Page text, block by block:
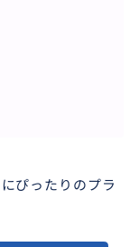
ぴったりのプラ